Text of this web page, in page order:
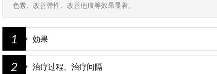
色素、改善弹性、改善疤痕等效果显着。
1 効果
2 治疗过程、治疗间隔